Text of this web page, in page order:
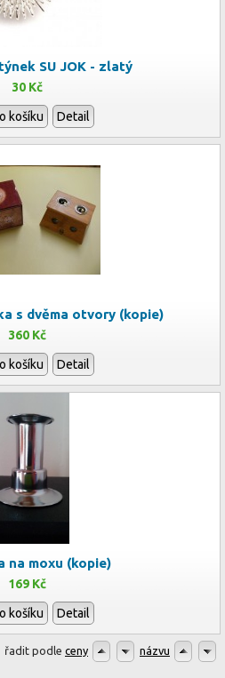
SU JOK - zlatý
30 Kč
košíku Detail
s dvěma otvory (kopie)
360 Kč
košíku Detail
na moxu (kopie)
169 Kč
košíku Detail
řadit podle ceny názvu